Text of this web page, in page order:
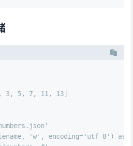
, 3, 5, 7, 11 , 13]
'w' , encoding='utf-8' ) as